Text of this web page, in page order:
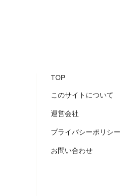
TOP
このサイトについて
運営会社
プライバシーポリシー
お問い合わせ